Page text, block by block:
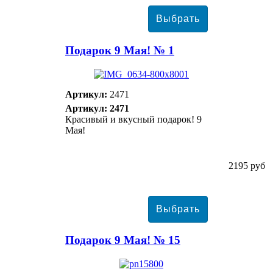
Подарок 9 Мая! № 1
Артикул: 2471
Артикул: 2471
Красивый и вкусный подарок! 9
Мая!
2195 руб
Подарок 9 Мая! № 15